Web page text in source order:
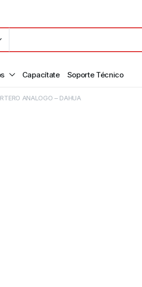
Capacítate Soporte Técnico
ANALOGO – DAHUA